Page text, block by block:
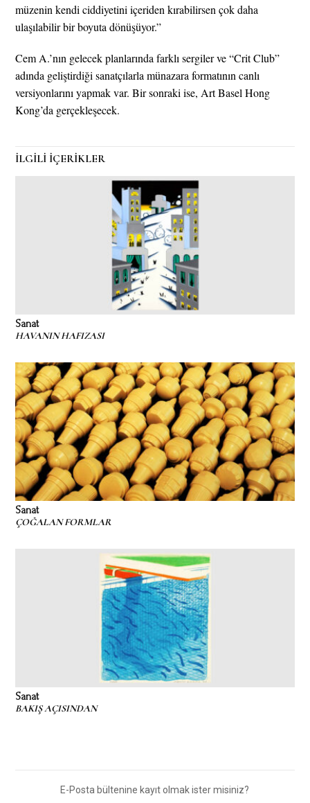
müzenin kendi ciddiyetini içeriden kırabilirsen çok daha
ulaşılabilir bir boyuta dönüşüyor.”
Cem A.’nın gelecek planlarında farklı sergiler ve “Crit Club”
adında geliştirdiği sanatçılarla münazara formatının canlı
versiyonlarını yapmak var. Bir sonraki ise, Art Basel Hong
Kong’da gerçekleşecek.
İLGİLİ İÇERİKLER
Sanat
HAVANIN HAFIZASI
Sanat
ÇOĞALAN FORMLAR
Sanat
BAKIŞ AÇISINDAN
E-Posta bültenine kayıt olmak ister misiniz?